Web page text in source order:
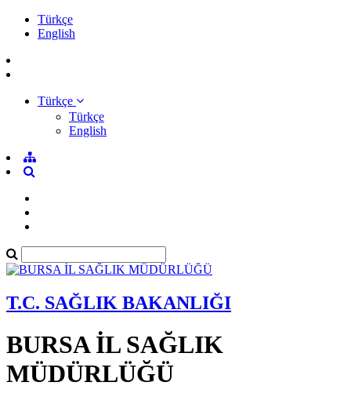
Türkçe
English
Türkçe
Türkçe
English
T.C. SAĞLIK BAKANLIĞI
BURSA İL SAĞLIK
MÜDÜRLÜĞÜ